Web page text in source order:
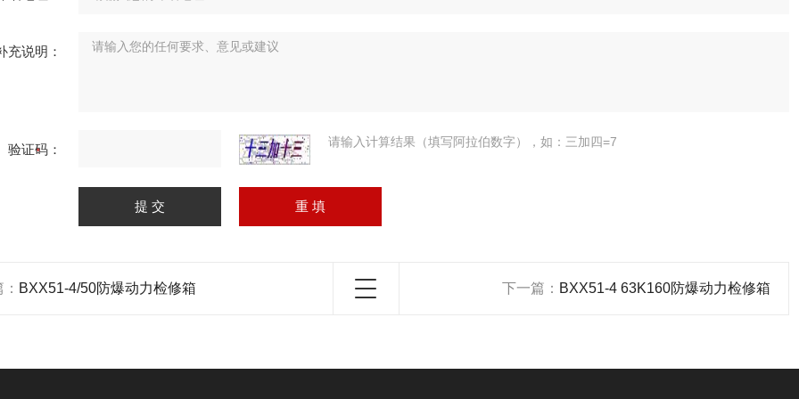
充说明：
验证码： 请输入计算结果（填写阿拉伯数字），如：三加四=7
BXX51-4/50防爆动力检修箱 下一篇： BXX51-4 63K160防爆动力检修箱